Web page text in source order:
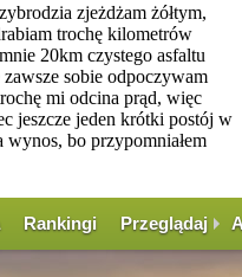
zjeżdżam żółtym,
trochę kilometrów
20km czystego asfaltu
sobie odpoczywam
mi odcina prąd, więc
jeszcze jeden krótki postój w
bo przypomniałem